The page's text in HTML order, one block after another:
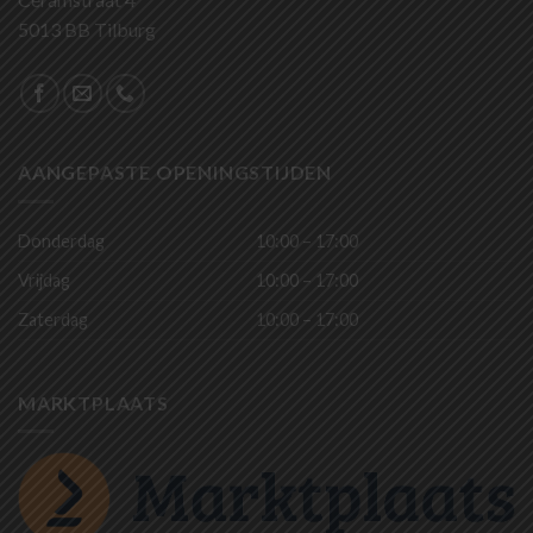
5013 BB Tilburg
AANGEPASTE OPENINGSTIJDEN
Donderdag
10:00 – 17:00
Vrijdag
10:00 – 17:00
Zaterdag
10:00 – 17:00
MARKTPLAATS